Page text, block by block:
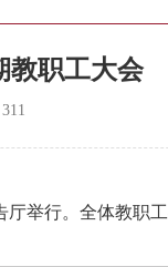
教职工大会
311
厅举行。全体教职